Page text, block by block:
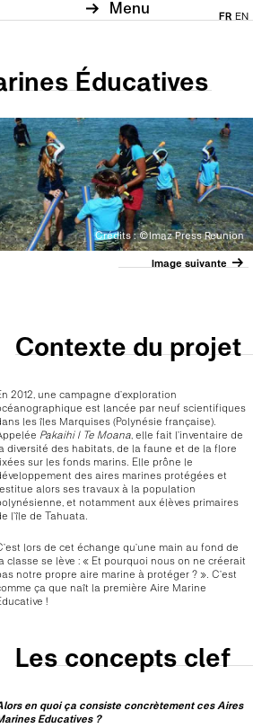
Menu FR EN
Éducatives
Crédits : ©Imaz Press Reunion
Image suivante
Contexte du projet
2012, une campagne d’exploration
est lancée par neuf scientifiques
les îles Marquises (Polynésie française).
Pakaihi I Te Moana , elle fait l’inventaire de
diversité des habitats, de la faune et de la flore
sur les fonds marins. Elle prône le
des aires marines protégées et
alors ses travaux à la population
et notamment aux élèves primaires
l’île de Tahuata.
lors de cet échange qu’une main au fond de
classe se lève : « Et pourquoi nous on ne créerait
notre propre aire marine à protéger ? ». C’est
ça que naît la première Aire Marine
!
Les concepts clef
en quoi ça consiste concrètement ces Aires
Educatives ?